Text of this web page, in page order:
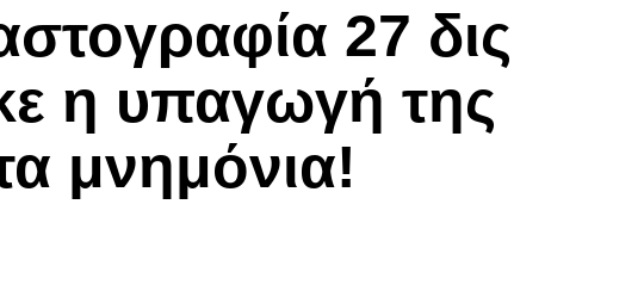
27 δις
η υπαγωγή της
μνημόνια!